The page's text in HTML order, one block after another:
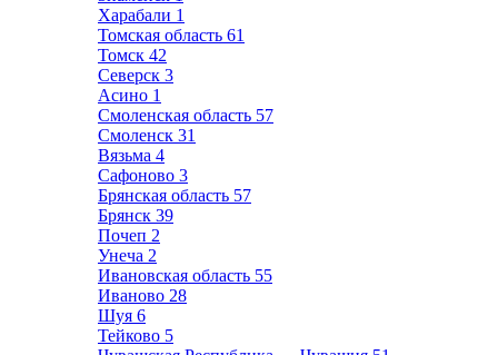
Харабали 1
Томская область 61
Томск 42
Северск 3
Асино 1
Смоленская область 57
Смоленск 31
Вязьма 4
Сафоново 3
Брянская область 57
Брянск 39
Почеп 2
Унеча 2
Ивановская область 55
Иваново 28
Шуя 6
Тейково 5